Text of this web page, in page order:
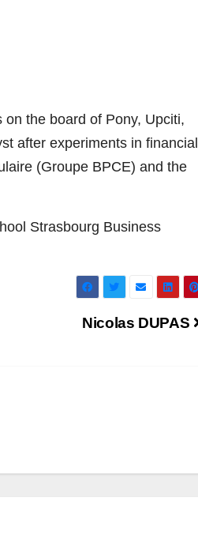
the board of Pony, Upciti,
after experiments in financial
(Groupe BPCE) and the
Strasbourg Business
Nicolas DUPAS